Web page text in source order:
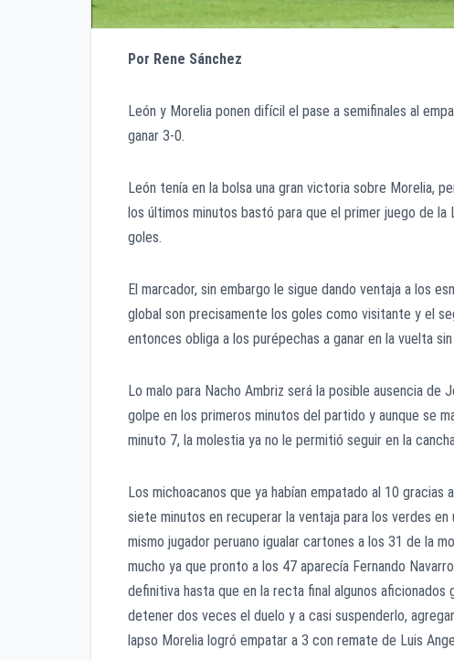
Por Rene Sánchez
León y Morelia ponen difícil el pase a semifinales al
ganar 3-0.
León tenía en la bolsa una gran victoria sobre Morelia,
los últimos minutos bastó para que el primer juego de
goles.
El marcador, sin embargo le sigue dando ventaja a los
global son precisamente los goles como visitante y el
entonces obliga a los purépechas a ganar en la vuelta
Lo malo para Nacho Ambriz será la posible ausencia
golpe en los primeros minutos del partido y aunque se
minuto 7, la molestia ya no le permitió seguir en la
Los michoacanos que ya habían empatado al 10
siete minutos en recuperar la ventaja para los verdes
mismo jugador peruano igualar cartones a los 31 de la
mucho ya que pronto a los 47 aparecía Fernando
definitiva hasta que en la recta final algunos
detener dos veces el duelo y a casi suspenderlo,
lapso Morelia logró empatar a 3 con remate de Luis